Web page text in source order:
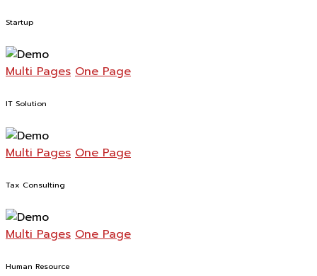
Startup
Multi Pages One Page
IT Solution
Multi Pages One Page
Tax Consulting
Multi Pages One Page
Human Resource